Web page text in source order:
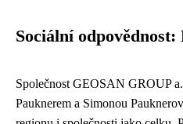
Sociální
Společnost GEOSAN GROUP
Pauknerem a Simonou